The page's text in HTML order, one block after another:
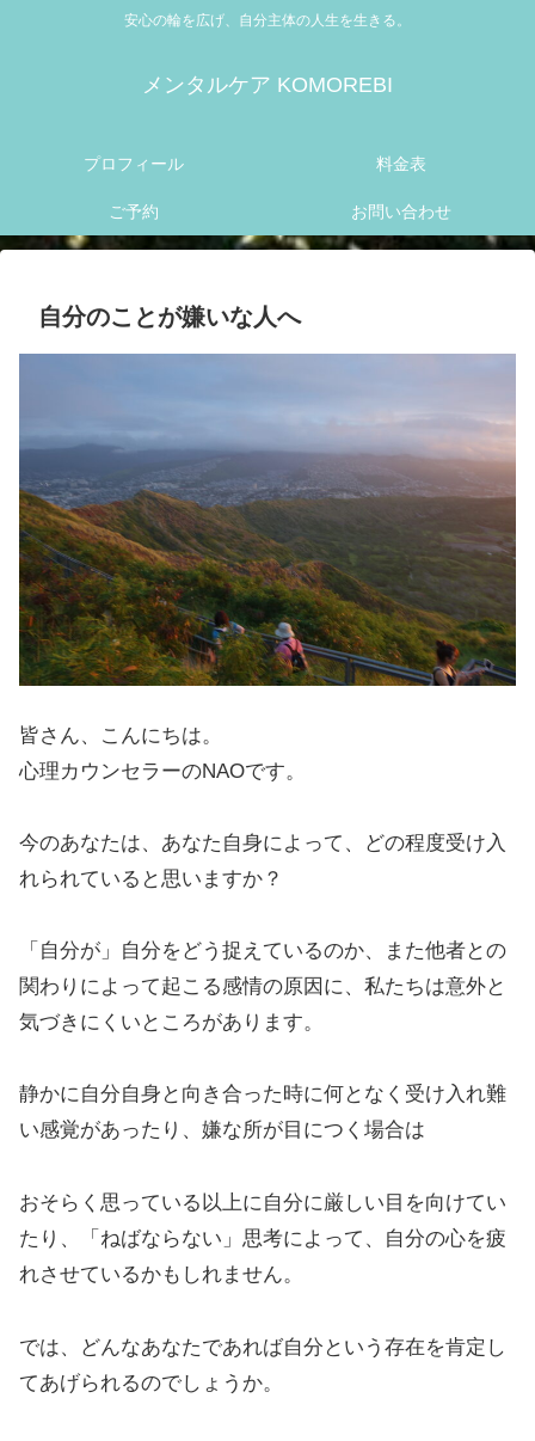
安心の輪を広げ、自分主体の人生を生きる。
メンタルケア KOMOREBI
プロフィール 料金表
ご予約 お問い合わせ
自分のことが嫌いな人へ
皆さん、こんにちは。
心理カウンセラーのNAOです。
今のあなたは、あなた自身によって、どの程度受け入
れられていると思いますか？
「自分が」自分をどう捉えているのか、また他者との
関わりによって起こる感情の原因に、私たちは意外と
気づきにくいところがあります。
静かに自分自身と向き合った時に何となく受け入れ難
い感覚があったり、嫌な所が目につく場合は
おそらく思っている以上に自分に厳しい目を向けてい
たり、「ねばならない」思考によって、自分の心を疲
れさせているかもしれません。
では、どんなあなたであれば自分という存在を肯定し
てあげられるのでしょうか。